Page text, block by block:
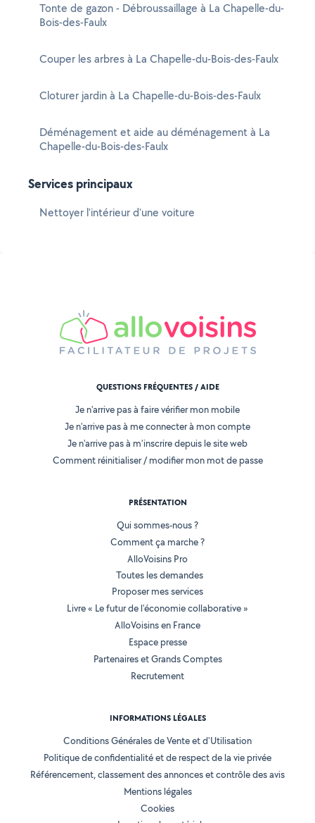
Tonte de gazon - Débroussaillage à La Chapelle-du-
Bois-des-Faulx
Couper les arbres à La Chapelle-du-Bois-des-Faulx
Cloturer jardin à La Chapelle-du-Bois-des-Faulx
Déménagement et aide au déménagement à La
Chapelle-du-Bois-des-Faulx
Services principaux
Nettoyer l'intérieur d'une voiture
QUESTIONS FRÉQUENTES / AIDE
Je n'arrive pas à faire vérifier mon mobile
Je n'arrive pas à me connecter à mon compte
Je n'arrive pas à m'inscrire depuis le site web
Comment réinitialiser / modifier mon mot de passe
PRÉSENTATION
Qui sommes-nous ?
Comment ça marche ?
AlloVoisins Pro
Toutes les demandes
Proposer mes services
Livre « Le futur de l'économie collaborative »
AlloVoisins en France
Espace presse
Partenaires et Grands Comptes
Recrutement
INFORMATIONS LÉGALES
Conditions Générales de Vente et d'Utilisation
Politique de confidentialité et de respect de la vie privée
Référencement, classement des annonces et contrôle des avis
Mentions légales
Cookies